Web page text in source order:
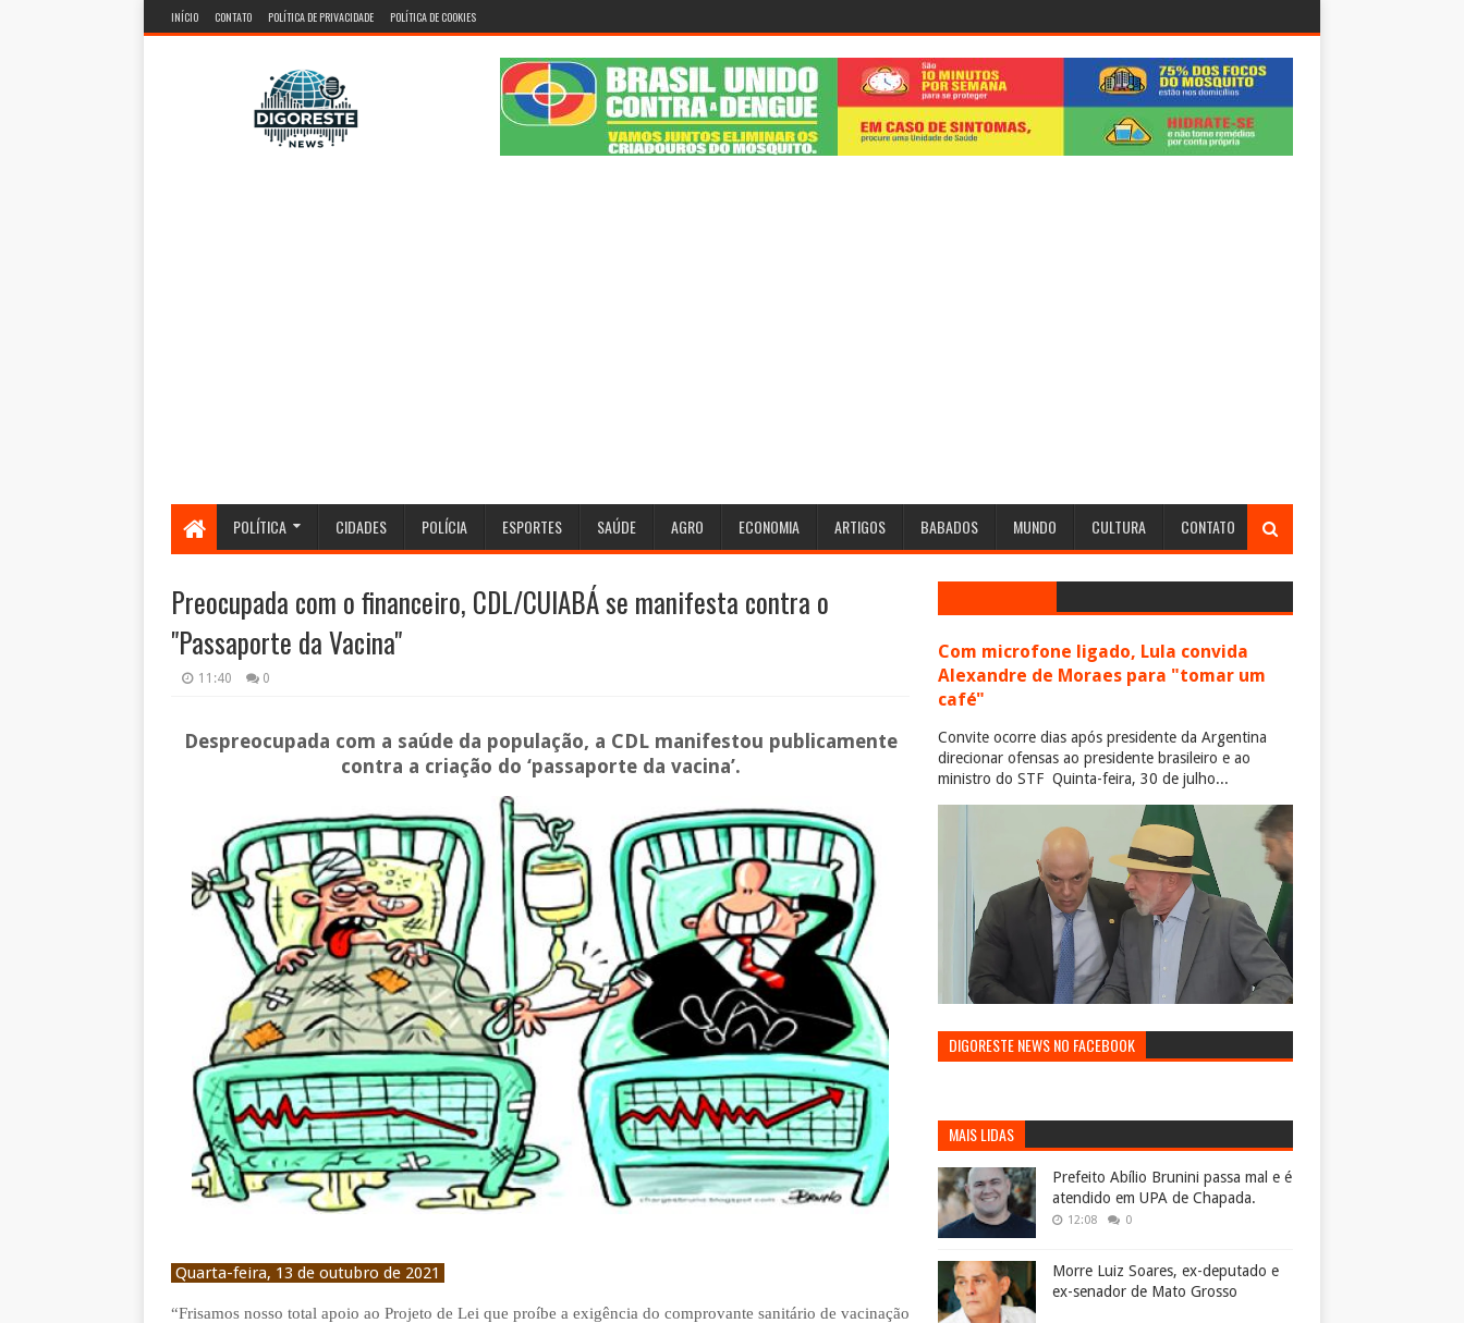
INÍCIO CONTATO POLÍTICA DE PRIVACIDADE POLÍTICA DE COOKIES
POLÍTICA CIDADES POLÍCIA ESPORTES SAÚDE AGRO ECONOMIA ARTIGOS BABADOS MUNDO CULTURA CONTATO
Preocupada com o financeiro, CDL/CUIABÁ se manifesta contra o
"Passaporte da Vacina"
11:40 0
Despreocupada com a saúde da população, a CDL manifestou publicamente
contra a criação do ‘passaporte da vacina’.
Quarta-feira, 13 de outubro de 2021
“Frisamos nosso total apoio ao Projeto de Lei que proíbe a exigência do comprovante sanitário de vacinação
Com microfone ligado, Lula convida
Alexandre de Moraes para "tomar um
café"
Convite ocorre dias após presidente da Argentina
direcionar ofensas ao presidente brasileiro e ao
ministro do STF Quinta-feira, 30 de julho...
DIGORESTE NEWS NO FACEBOOK
MAIS LIDAS
Prefeito Abílio Brunini passa mal e é
atendido em UPA de Chapada.
12:08 0
Morre Luiz Soares, ex-deputado e
ex-senador de Mato Grosso